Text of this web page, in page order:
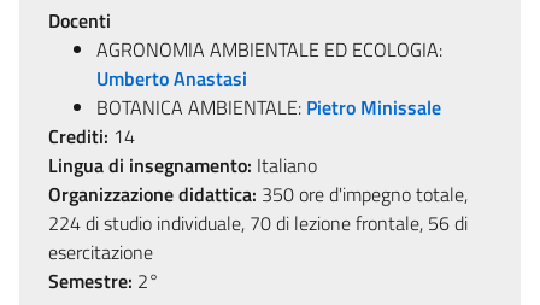
Docenti
AGRONOMIA AMBIENTALE ED ECOLOGIA:
Umberto Anastasi
BOTANICA AMBIENTALE: Pietro Minissale
Crediti: 14
Lingua di insegnamento: Italiano
Organizzazione didattica: 350 ore d'impegno totale,
224 di studio individuale, 70 di lezione frontale, 56 di
esercitazione
Semestre: 2°